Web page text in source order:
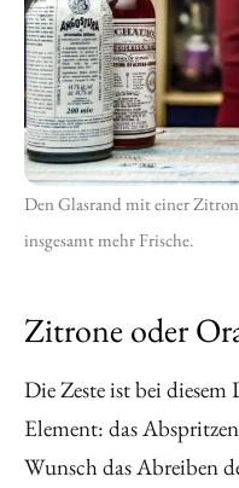
Den Glasrand mit einer
insgesamt mehr Frische.
Zitrone oder
Die Zeste ist bei
Element: das
Wunsch das Abreiben